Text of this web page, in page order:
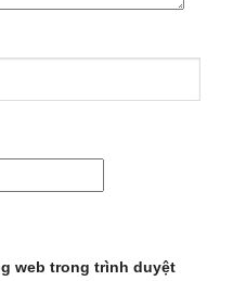
web trong trình duyệt